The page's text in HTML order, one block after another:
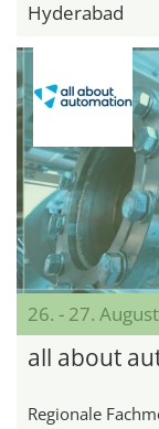
Hyderabad
26. - 27.
all about
Regionale